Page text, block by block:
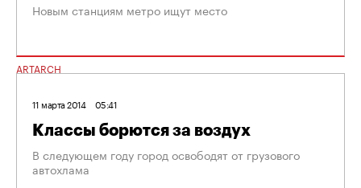
Новым станциям метро ищут место
ARTARCH
11 марта 2014 05:41
Классы борются за воздух
В следующем году город освободят от грузового
автохлама